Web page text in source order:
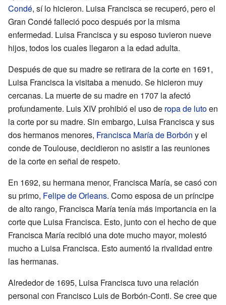
Condé, sí lo hicieron. Luisa Francisca se recuperó, pero el
Gran Condé falleció poco después por la misma
enfermedad. Luisa Francisca y su esposo tuvieron nueve
hijos, todos los cuales llegaron a la edad adulta.
Después de que su madre se retirara de la corte en 1691,
Luisa Francisca la visitaba a menudo. Se hicieron muy
cercanas. La muerte de su madre en 1707 la afectó
profundamente. Luis XIV prohibió el uso de ropa de lutoen
la corte por su madre. Sin embargo, Luisa Francisca y sus
dos hermanos menores, Francisca María de Borbón y el
conde de Toulouse, decidieron no asistir a las reuniones
de la corte en señal de respeto.
En 1692, su hermana menor, Francisca María, se casó con
su primo, Felipe de Orleans. Como esposa de un príncipe
de alto rango, Francisca María tenía más importancia en la
corte que Luisa Francisca. Esto, junto con el hecho de que
Francisca María recibió una dote mucho mayor, molestó
mucho a Luisa Francisca. Esto aumentó la rivalidad entre
las hermanas.
Alrededor de 1695, Luisa Francisca tuvo una relación
personal con Francisco Luis de Borbón-Conti. Se cree que